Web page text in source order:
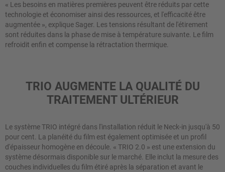
« Les besoins en matières premières peuvent être réduits par cette
technologie et économiser ainsi des ressources, et l'efficacité être
augmentée », explique Sager. Les tensions résultant de l'étirement
sont réduites dans la phase de mise à température suivante. Le film
refroidit enfin et compense la rétractation thermique.
TRIO AUGMENTE LA QUALITÉ DU
TRAITEMENT ULTÉRIEUR
Le système TRIO intégré dans l'installation réduit le Neck-in jusqu'à 50
pour cent. La planéité du film est également optimisée et un profil
d'épaisseur homogène en découle. « TRIO 2.0 » est une extension du
système désormais disponible sur le marché. Elle inclut la mesure des
couches individuelles du film étiré après la séparation et avant le